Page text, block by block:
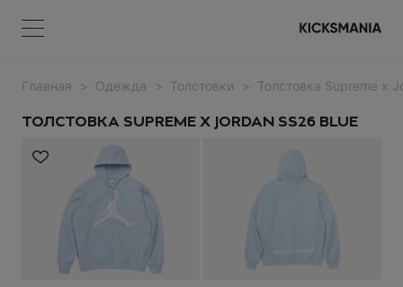
Главная Одежда Толстовки Толстовка Supreme x
ТОЛСТОВКА SUPREME X JORDAN SS26 BLUE
Меню ВОЙТИ
Регистрация
Меню КОРЗИНА
НЕТ ТОВАРОВ